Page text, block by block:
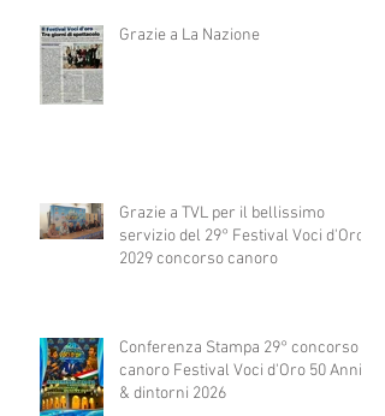
Grazie a La Nazione
Grazie a TVL per il bellissimo
servizio del 29° Festival Voci d'Oro
2029 concorso canoro
Conferenza Stampa 29° concorso
canoro Festival Voci d'Oro 50 Anni
& dintorni 2026